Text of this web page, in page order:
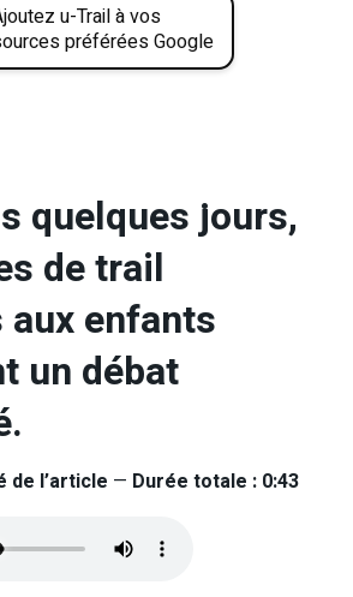
u-Trail à vos
préférées Google
quelques jours,
de trail
aux enfants
un débat
de l’article — Durée totale : 0:43